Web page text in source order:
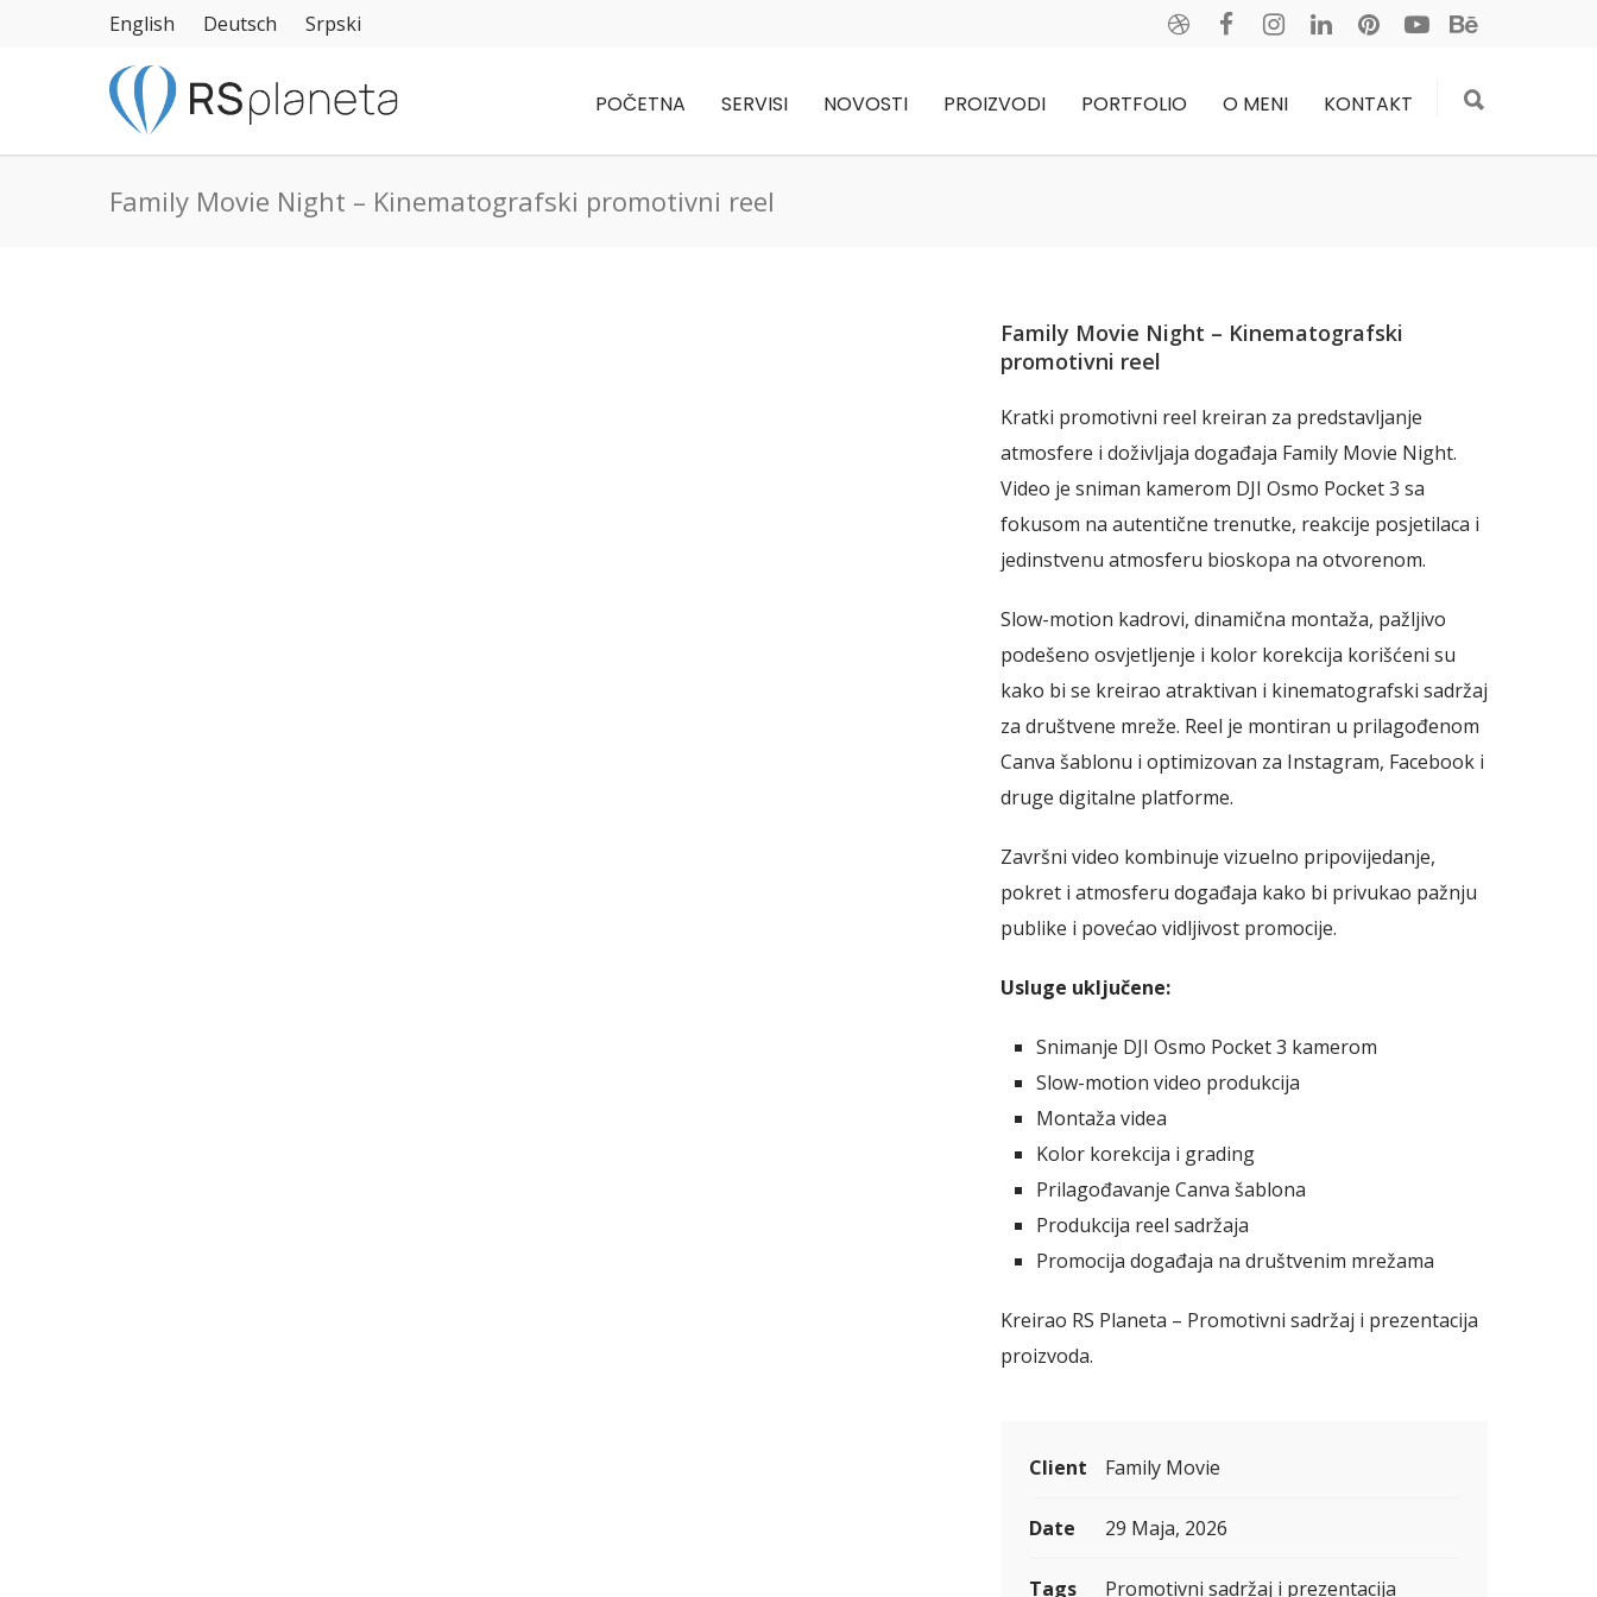
English Deutsch Srpski
POČETNA SERVISI NOVOSTI PROIZVODI PORTFOLIO O MENI KONTAKT
Family Movie Night – Kinematografski promotivni reel
Family Movie Night – Kinematografski
promotivni reel
Kratki promotivni reel kreiran za predstavljanje
atmosfere i doživljaja događaja Family Movie Night.
Video je sniman kamerom DJI Osmo Pocket 3 sa
fokusom na autentične trenutke, reakcije posjetilaca i
jedinstvenu atmosferu bioskopa na otvorenom.
Slow-motion kadrovi, dinamična montaža, pažljivo
podešeno osvjetljenje i kolor korekcija korišćeni su
kako bi se kreirao atraktivan i kinematografski sadržaj
za društvene mreže. Reel je montiran u prilagođenom
Canva šablonu i optimizovan za Instagram, Facebook i
druge digitalne platforme.
Završni video kombinuje vizuelno pripovijedanje,
pokret i atmosferu događaja kako bi privukao pažnju
publike i povećao vidljivost promocije.
Usluge uključene:
Snimanje DJI Osmo Pocket 3 kamerom
Slow-motion video produkcija
Montaža videa
Kolor korekcija i grading
Prilagođavanje Canva šablona
Produkcija reel sadržaja
Promocija događaja na društvenim mrežama
Kreirao RS Planeta – Promotivni sadržaj i prezentacija
proizvoda.
Client Family Movie
Date 29 Maja, 2026
Tags Promotivni sadržaj i prezentacija